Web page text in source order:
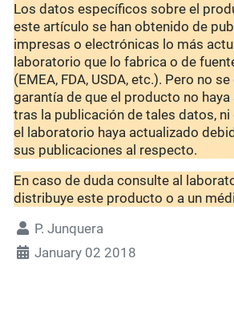
Los datos específicos sobre el
este artículo se han obtenido de
impresas o electrónicas lo más
laboratorio que lo fabrica o de
(EMEA, FDA, USDA, etc.). Pero no
garantía de que el producto no
tras la publicación de tales datos, ni
el laboratorio haya actualizado
sus publicaciones al respecto.
En caso de duda consulte al
distribuye este producto o a un
P. Junquera
January 02 2018